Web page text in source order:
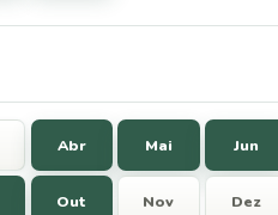
Abr Mai Jun
Out Nov Dez